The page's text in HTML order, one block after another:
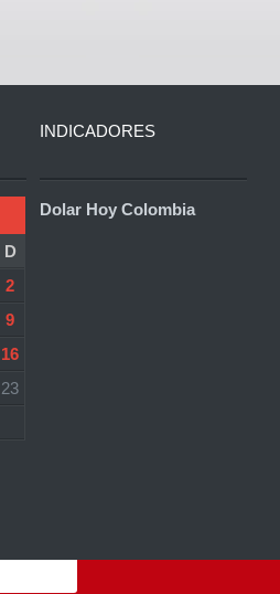
D
2
9
16
23
INDICADORES
Dolar Hoy Colombia